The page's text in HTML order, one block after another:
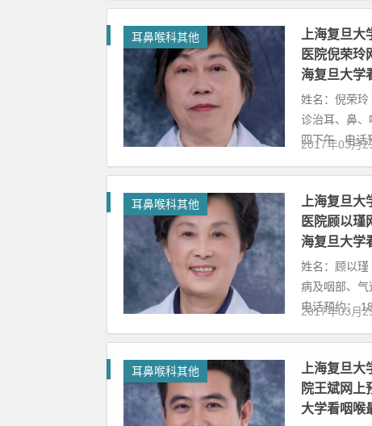
耳鼻喉科其他
上海复旦
医院倪荣玲
海复旦大学
姓名：倪荣
诊治耳、鼻、
四下午 电话
2017年03月
耳鼻喉科其他
上海复旦
医院顾以瑾
海复旦大学
姓名：顾以
病及咽部、
电话预约：
2017年03月
耳鼻喉科其他
上海复旦
院王斌网上
大学看咽喉